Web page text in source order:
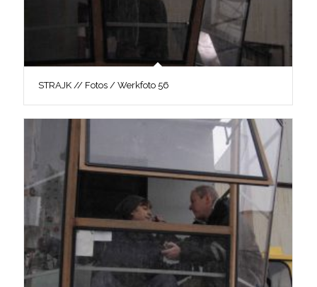
STRAJK // Fotos / Werkfoto 56